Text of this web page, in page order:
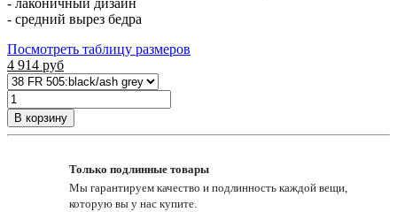
- лаконичный дизайн
- средний вырез бедра
Посмотреть таблицу размеров
4 914 руб
В корзину
Только подлинные товары
Мы гарантируем качество и подлинность каждой вещи,
которую вы у нас купите.